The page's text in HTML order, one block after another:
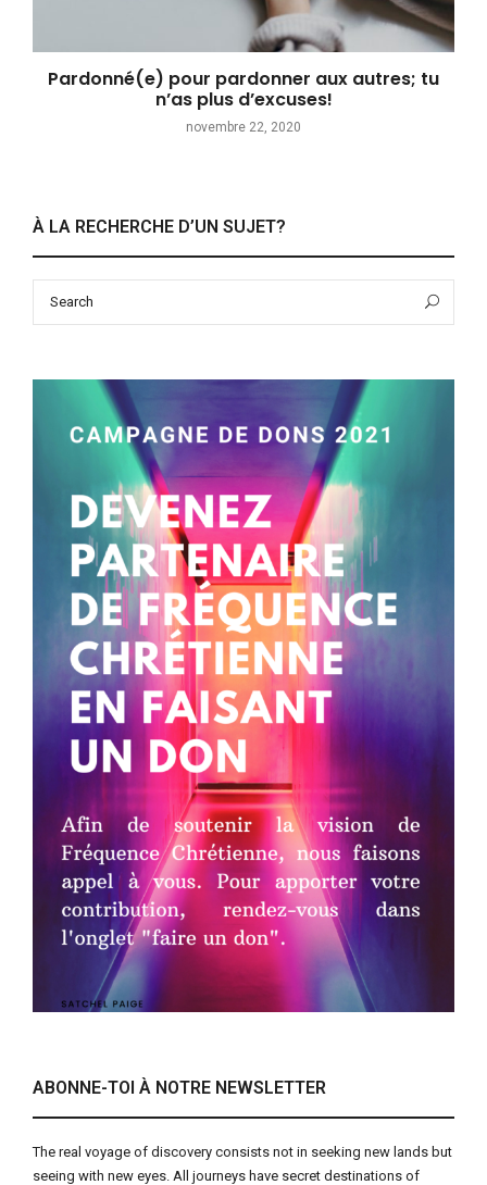
Pardonné(e) pour pardonner aux autres; tu
n’as plus d’excuses!
novembre 22, 2020
À LA RECHERCHE D’UN SUJET?
ABONNE-TOI À NOTRE NEWSLETTER
The real voyage of discovery consists not in seeking new lands but
seeing with new eyes. All journeys have secret destinations of